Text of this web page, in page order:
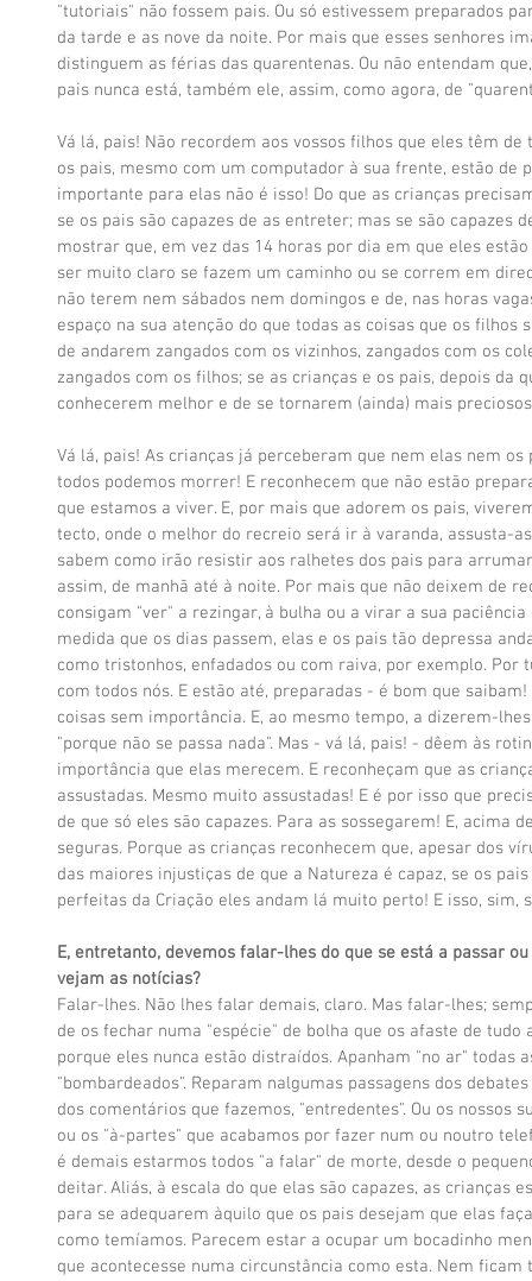
"tutoriais" não fossem pais. Ou só estivessem preparados
da tarde e as nove da noite. Por mais que esses senhores
distinguem as férias das quarentenas. Ou não entendam
pais nunca está, também ele, assim, como agora, de
Vá lá, pais! Não recordem aos vossos filhos que eles têm
os pais, mesmo com um computador à sua frente, estão de
importante para elas não é isso! Do que as crianças
se os pais são capazes de as entreter; mas se são capazes
mostrar que, em vez das 14 horas por dia em que eles
ser muito claro se fazem um caminho ou se correm em
não terem nem sábados nem domingos e de, nas horas
espaço na sua atenção do que todas as coisas que os filhos
de andarem zangados com os vizinhos, zangados com os
zangados com os filhos; se as crianças e os pais, depois da
conhecerem melhor e de se tornarem (ainda) mais
Vá lá, pais! As crianças já perceberam que nem elas nem
todos podemos morrer! E reconhecem que não estão
que estamos a viver. E, por mais que adorem os pais,
tecto, onde o melhor do recreio será ir à varanda, assusta-
sabem como irão resistir aos ralhetes dos pais para
assim, de manhã até à noite. Por mais que não deixem de
consigam "ver" a rezingar, à bulha ou a virar a sua
medida que os dias passem, elas e os pais tão depressa
como tristonhos, enfadados ou com raiva, por exemplo. Por
com todos nós. E estão até, preparadas - é bom que
coisas sem importância. E, ao mesmo tempo, a dizerem-
"porque não se passa nada". Mas - vá lá, pais! - dêem às
importância que elas merecem. E reconheçam que as
assustadas. Mesmo muito assustadas! E é por isso que
de que só eles são capazes. Para as sossegarem! E, acima
seguras. Porque as crianças reconhecem que, apesar dos
das maiores injustiças de que a Natureza é capaz, se os
perfeitas da Criação eles andam lá muito perto! E isso, sim,
E, entretanto, devemos falar-lhes do que se está a passar
vejam as notícias?
Falar-lhes. Não lhes falar demais, claro. Mas falar-lhes;
de os fechar numa "espécie" de bolha que os afaste de tudo
porque eles nunca estão distraídos. Apanham "no ar" todas
"bombardeados". Reparam nalgumas passagens dos
dos comentários que fazemos, "entredentes". Ou os nossos
ou os "à-partes" que acabamos por fazer num ou noutro
é demais estarmos todos "a falar" de morte, desde o
deitar. Aliás, à escala do que elas são capazes, as crianças
para se adequarem àquilo que os pais desejam que elas
como temíamos. Parecem estar a ocupar um bocadinho
que acontecesse numa circunstância como esta. Nem